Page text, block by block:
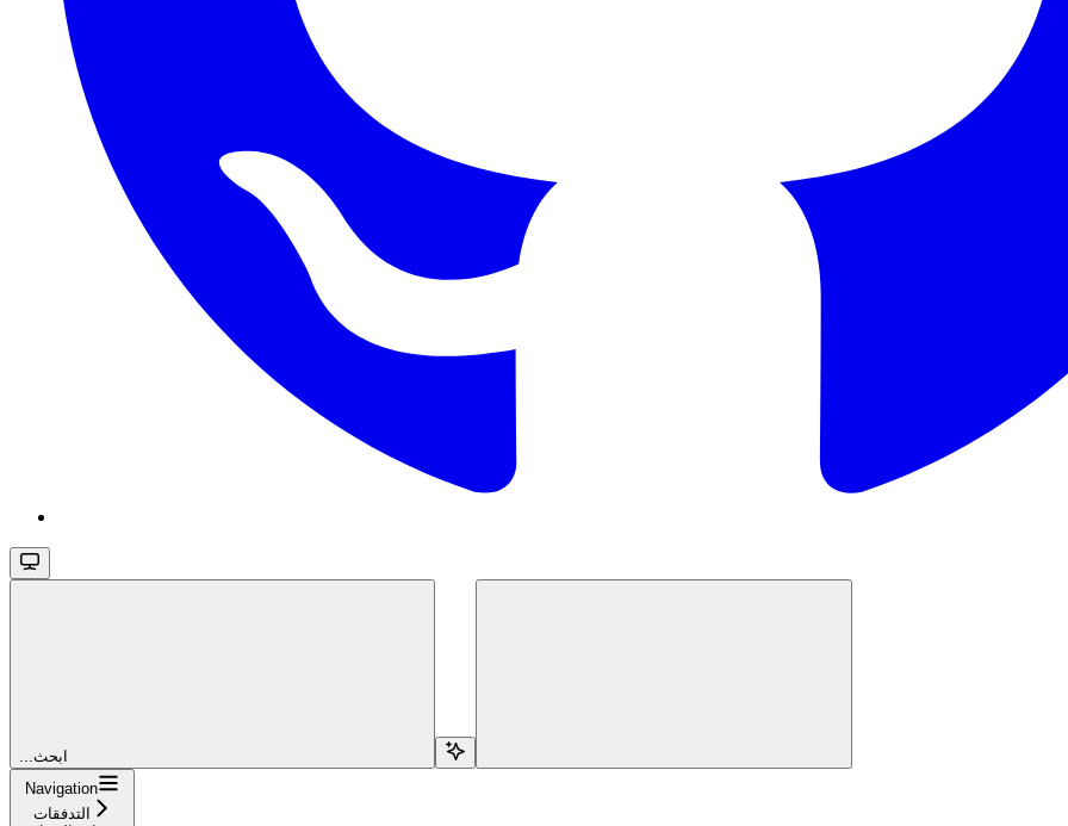
...ابحث
Navigation
التدفقات